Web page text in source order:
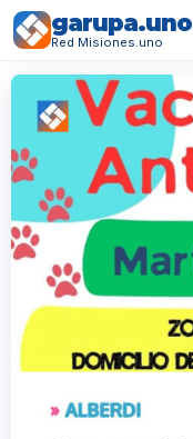
garupa.uno
Red Misiones.uno